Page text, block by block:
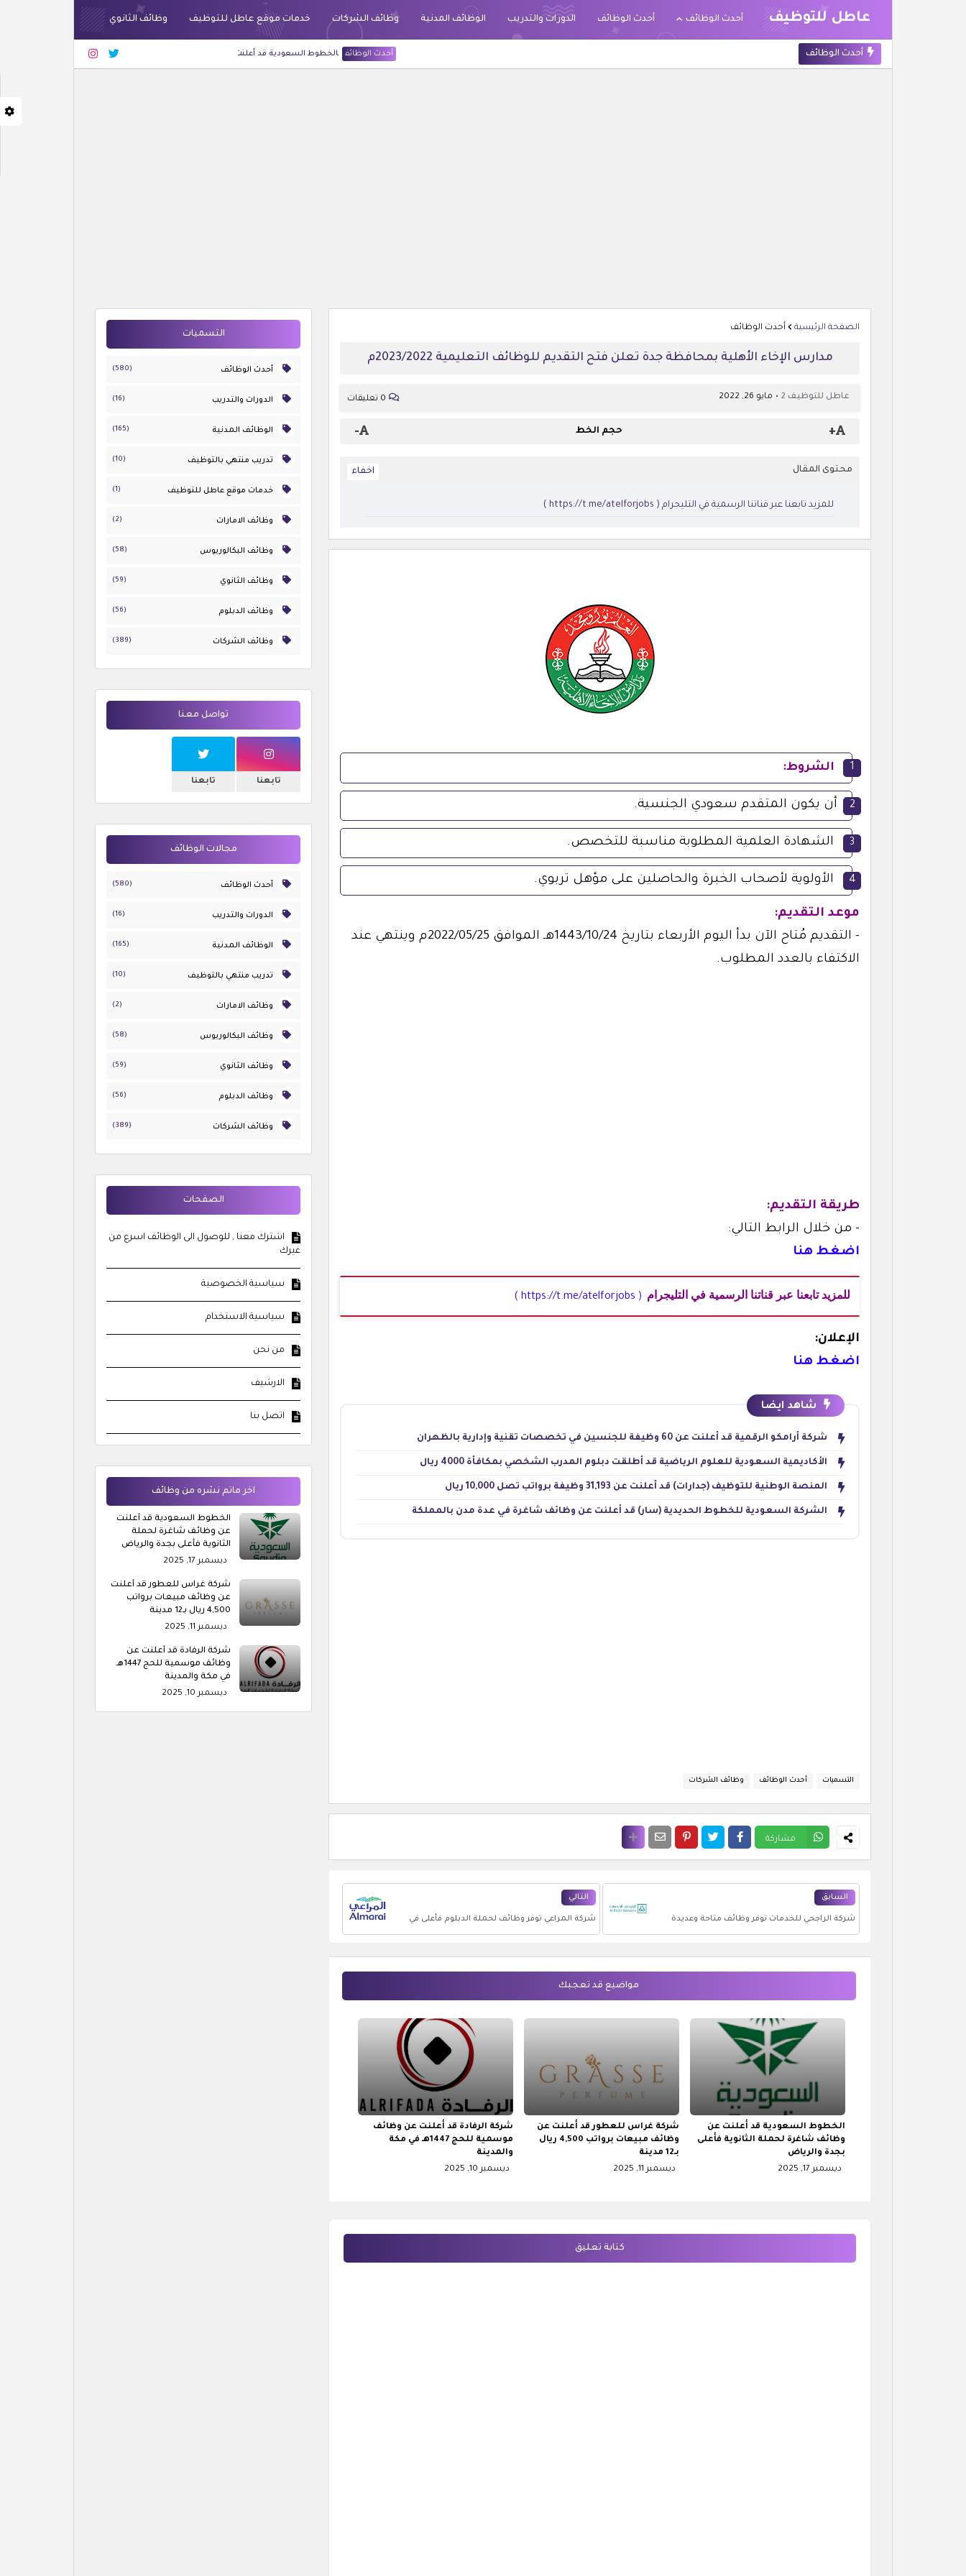
عاطل للتوظيف أحدث الوظائف أحدث الوظائف الدورات والتدريب الوظائف المدنية وظائف الشركات خدمات موقع عاطل للتوظيف وظائف الثانوي
الخطوط السعودية قد أعلنت عن وظائف شاغرة لحملة الثانوية فأعلى بجدة والرياض أحدث الوظائف
الصفحة الرئيسية أحدث الوظائف
مدارس الإخاء الأهلية بمحافظة جدة تعلن فتح التقديم للوظائف التعليمية 2023/2022م
عاطل للتوظيف 2 مايو 26, 2022 0 تعليقات
+ حجم الخط -
محتوى المقال
للمزيد تابعنا عبر قناتنا الرسمية في التليجرام ( https://t.me/atelforjobs )
الشروط:
أن يكون المتقدم سعودي الجنسية.
الشهادة العلمية المطلوبة مناسبة للتخصص.
الأولوية لأصحاب الخبرة والحاصلين على مؤهل تربوي.
موعد التقديم:
- التقديم مُتاح الآن بدأ اليوم الأربعاء بتاريخ 1443/10/24هـ الموافق 2022/05/25م وينتهي عند
الاكتفاء بالعدد المطلوب.
طريقة التقديم:
- من خلال الرابط التالي:
اضغط هنا
للمزيد تابعنا عبر قناتنا الرسمية في التليجرام ( https://t.me/atelforjobs )
الإعلان:
اضغط هنا
شاهد ايضا
شركة أرامكو الرقمية قد أعلنت عن 60 وظيفة للجنسين في تخصصات تقنية وإدارية بالظهران
الأكاديمية السعودية للعلوم الرياضية قد أطلقت دبلوم المدرب الشخصي بمكافأة 4000 ريال
المنصة الوطنية للتوظيف (جدارات) قد أعلنت عن 31,193 وظيفة برواتب تصل 10,000 ريال
الشركة السعودية للخطوط الحديدية (سار) قد أعلنت عن وظائف شاغرة في عدة مدن بالمملكة
التسميات أحدث الوظائف وظائف الشركات
مشاركة
التالي
شركة المراعي توفر وظائف لحملة الدبلوم فأعلى في
السابق
شركة الراجحي للخدمات توفر وظائف متاحة وعديدة
مواضيع قد تعجبك
الخطوط السعودية قد أعلنت عن
وظائف شاغرة لحملة الثانوية فأعلى
بجدة والرياض
ديسمبر 17, 2025
شركة غراس للعطور قد أعلنت عن
وظائف مبيعات برواتب 4,500 ريال
بـ12 مدينة
ديسمبر 11, 2025
شركة الرفادة قد أعلنت عن وظائف
موسمية للحج 1447هـ في مكة
والمدينة
ديسمبر 10, 2025
كتابة تعليق
التسميات
أحدث الوظائف (580)
الدورات والتدريب (16)
الوظائف المدنية (165)
تدريب منتهي بالتوظيف (10)
خدمات موقع عاطل للتوظيف (1)
وظائف الامارات (2)
وظائف البكالوريوس (58)
وظائف الثانوي (59)
وظائف الدبلوم (56)
وظائف الشركات (389)
تواصل معنا
تابعنا تابعنا
مجالات الوظائف
أحدث الوظائف (580)
الدورات والتدريب (16)
الوظائف المدنية (165)
تدريب منتهي بالتوظيف (10)
وظائف الامارات (2)
وظائف البكالوريوس (58)
وظائف الثانوي (59)
وظائف الدبلوم (56)
وظائف الشركات (389)
الصفحات
اشترك معنا , للوصول الى الوظائف اسرع من
غيرك
سياسية الخصوصية
سياسية الاستخدام
من نحن
الارشيف
اتصل بنا
اخر ماتم نشره من وظائف
الخطوط السعودية قد أعلنت
عن وظائف شاغرة لحملة
الثانوية فأعلى بجدة والرياض
ديسمبر 17, 2025
شركة غراس للعطور قد أعلنت
عن وظائف مبيعات برواتب
4,500 ريال بـ12 مدينة
ديسمبر 11, 2025
شركة الرفادة قد أعلنت عن
وظائف موسمية للحج 1447هـ
في مكة والمدينة
ديسمبر 10, 2025